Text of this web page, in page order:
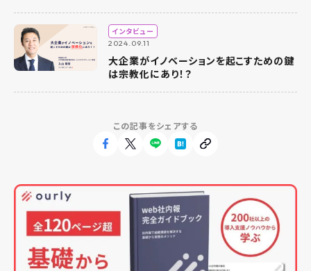
この記事をシェアする
インタビュー
2024.09.11
大企業がイノベーションを起こすための鍵
は宗教化にあり！？